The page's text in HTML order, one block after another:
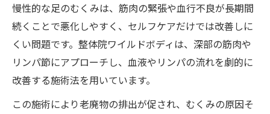
秘密
整体院ワイルドボディで一回体験の価値を
知る
慢性的なむくみも根本から改善する理由
整体院ワイルドボディがむくみの根本に迫
慢性的な足のむくみは、筋肉の緊張や血行不良が長期間
続くことで悪化しやすく、セルフケアだけでは改善しに
くい問題です。整体院ワイルドボディは、深部の筋肉や
リンパ節にアプローチし、血液やリンパの流れを劇的に
改善する施術法を用いています。
この施術により老廃物の排出が促され、むくみの原因そ